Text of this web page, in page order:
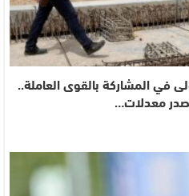
في المشاركة بالقوى العاملة..
معدلات…